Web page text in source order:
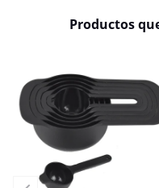
Productos